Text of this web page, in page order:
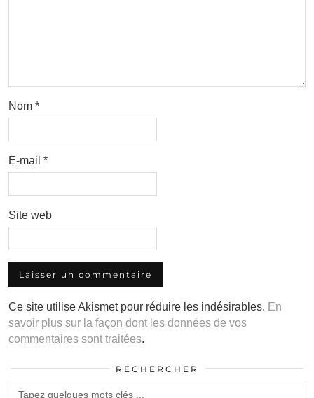
Nom *
E-mail *
Site web
Ce site utilise Akismet pour réduire les indésirables. En
savoir plus sur la façon dont les données de vos
commentaires sont traitées.
RECHERCHER